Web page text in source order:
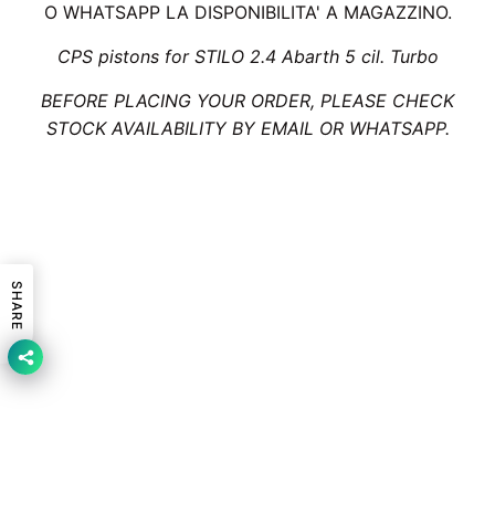
O WHATSAPP LA DISPONIBILITA' A MAGAZZINO.
CPS pistons for STILO 2.4 Abarth 5 cil. Turbo
BEFORE PLACING YOUR ORDER, PLEASE CHECK
STOCK AVAILABILITY BY EMAIL OR WHATSAPP.
SHARE